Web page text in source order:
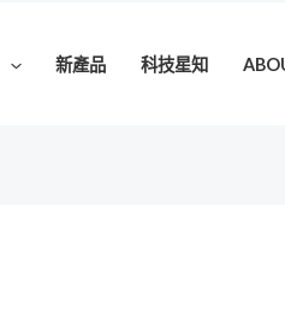
新產品 科技星知